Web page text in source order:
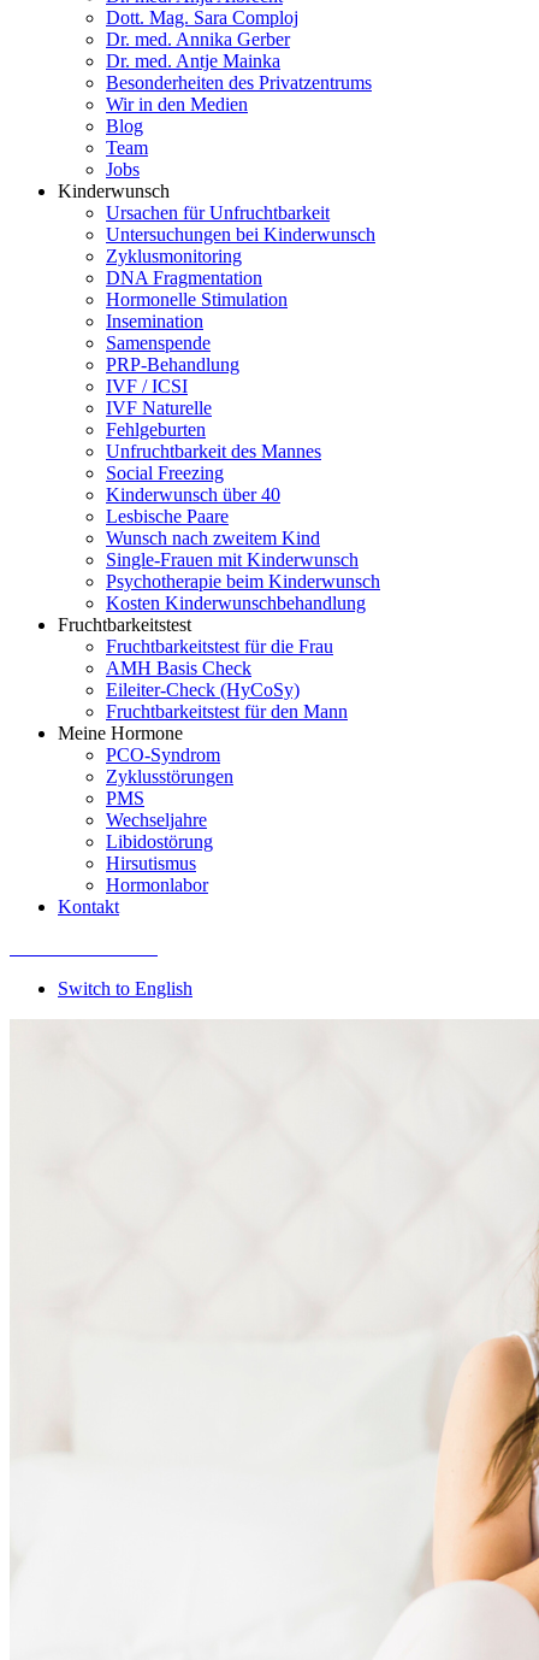
Dott. Mag. Sara Comploj
Dr. med. Annika Gerber
Dr. med. Antje Mainka
Besonderheiten des Privatzentrums
Wir in den Medien
Blog
Team
Jobs
Kinderwunsch
Ursachen für Unfruchtbarkeit
Untersuchungen bei Kinderwunsch
Zyklusmonitoring
DNA Fragmentation
Hormonelle Stimulation
Insemination
Samenspende
PRP-Behandlung
IVF / ICSI
IVF Naturelle
Fehlgeburten
Unfruchtbarkeit des Mannes
Social Freezing
Kinderwunsch über 40
Lesbische Paare
Wunsch nach zweitem Kind
Single-Frauen mit Kinderwunsch
Psychotherapie beim Kinderwunsch
Kosten Kinderwunschbehandlung
Fruchtbarkeitstest
Fruchtbarkeitstest für die Frau
AMH Basis Check
Eileiter-Check (HyCoSy)
Fruchtbarkeitstest für den Mann
Meine Hormone
PCO-Syndrom
Zyklusstörungen
PMS
Wechseljahre
Libidostörung
Hirsutismus
Hormonlabor
Kontakt
Switch to English